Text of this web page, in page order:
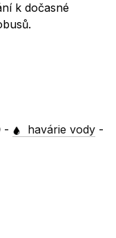
k dočasné
- havárie vody -